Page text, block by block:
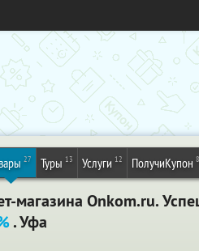
27 Туры 13 Услуги 12 ПолучиКупон
магазина Onkom.ru.
. Уфа